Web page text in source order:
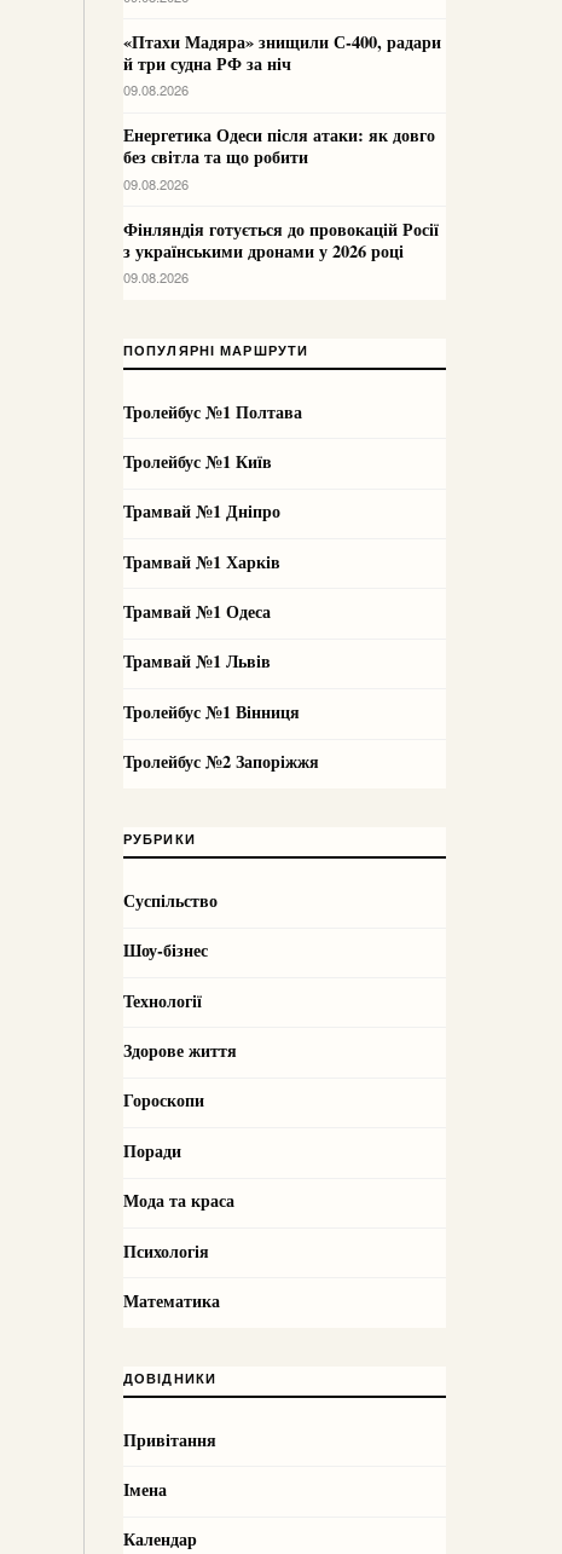
«Птахи Мадяра» знищили С-400, радари
й три судна РФ за ніч
09.08.2026
Енергетика Одеси після атаки: як довго
без світла та що робити
09.08.2026
Фінляндія готується до провокацій Росії
з українськими дронами у 2026 році
09.08.2026
ПОПУЛЯРНІ МАРШРУТИ
Тролейбус №1 Полтава
Тролейбус №1 Київ
Трамвай №1 Дніпро
Трамвай №1 Харків
Трамвай №1 Одеса
Трамвай №1 Львів
Тролейбус №1 Вінниця
Тролейбус №2 Запоріжжя
РУБРИКИ
Суспільство
Шоу-бізнес
Технології
Здорове життя
Гороскопи
Поради
Мода та краса
Психологія
Математика
ДОВІДНИКИ
Привітання
Імена
Календар